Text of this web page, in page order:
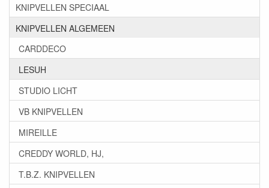
KNIPVELLEN SPECIAAL
KNIPVELLEN ALGEMEEN
CARDDECO
LESUH
STUDIO LICHT
VB KNIPVELLEN
MIREILLE
CREDDY WORLD, HJ,
T.B.Z. KNIPVELLEN